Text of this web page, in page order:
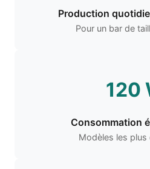
Production
Pour un bar de
120
Consommation
Modèles les plus